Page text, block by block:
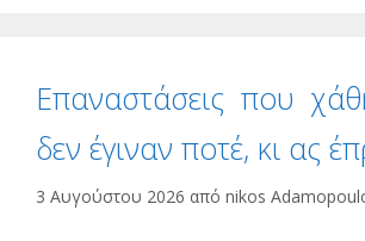
Επαναστάσεις που
δεν έγιναν ποτέ, κι ας
3 Αυγούστου 2026 από nikos